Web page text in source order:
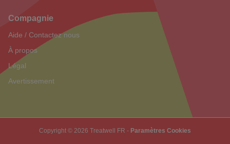
Compagnie
Aide / Contactez nous
À propos
Légal
Avertissement
Copyright © 2026 Treatwell FR - Paramètres Cookies